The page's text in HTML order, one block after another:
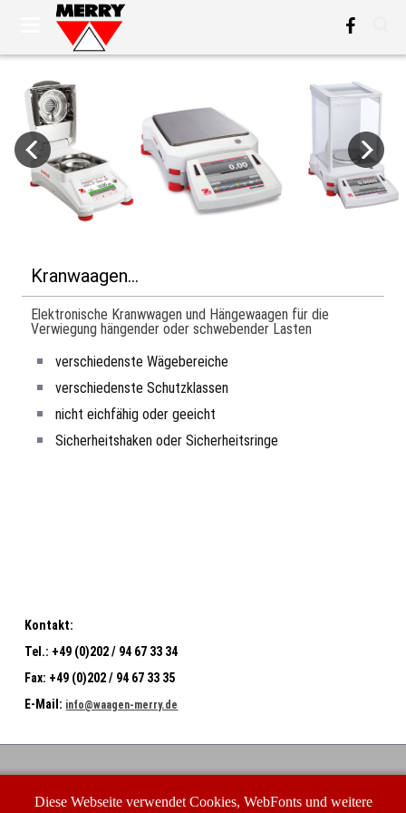
Kranwaagen...
Elektronische Kranwwagen und Hängewaagen für die
Verwiegung hängender oder schwebender Lasten
verschiedenste Wägebereiche
verschiedenste Schutzklassen
nicht eichfähig oder geeicht
Sicherheitshaken oder Sicherheitsringe
Kontakt:
Tel.: +49 (0)202 / 94 67 33 34
Fax: +49 (0)202 / 94 67 33 35
E-Mail: info@waagen-merry.de
Buchenhofener Str. 23-25
Diese Webseite verwendet Cookies, WebFonts und weitere